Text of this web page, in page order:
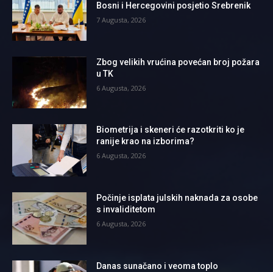
Bosni i Hercegovini posjetio Srebrenik
7 Augusta, 2026
Zbog velikih vrućina povećan broj požara
u TK
6 Augusta, 2026
Biometrija i skeneri će razotkriti ko je
ranije krao na izborima?
6 Augusta, 2026
Počinje isplata julskih naknada za osobe
s invaliditetom
6 Augusta, 2026
Danas sunačano i veoma toplo